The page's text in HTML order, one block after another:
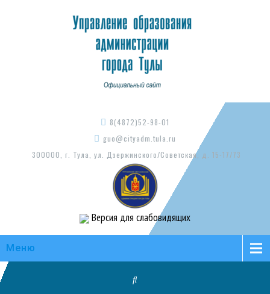
8(4872)52-98-01
guo@cityadm.tula.ru
300000, г. Тула, ул. Дзержинского/Советская, д. 15-17/73
Версия для слабовидящих
Меню